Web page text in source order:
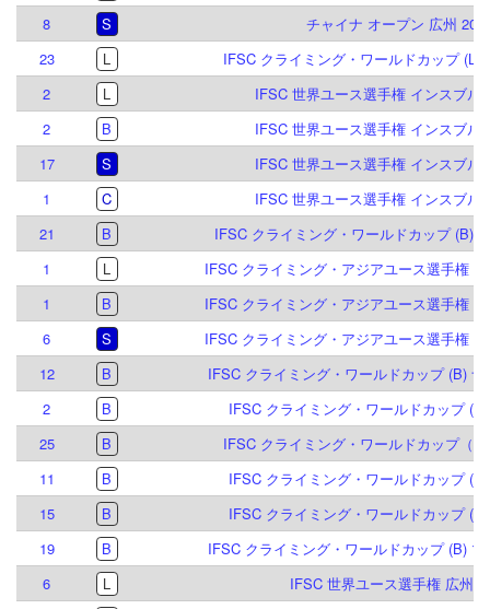
8
S
チャイナ オープン 広州
23
L
IFSC クライミング・ワールドカップ (L)
2
L
IFSC 世界ユース選手権 インスブル
2
B
IFSC 世界ユース選手権 インスブル
17
S
IFSC 世界ユース選手権 インスブル
1
C
IFSC 世界ユース選手権 インスブル
21
B
IFSC クライミング・ワールドカップ (B)
1
L
IFSC クライミング・アジアユース選手権
1
B
IFSC クライミング・アジアユース選手権
6
S
IFSC クライミング・アジアユース選手権
12
B
IFSC クライミング・ワールドカップ (B)
2
B
IFSC クライミング・ワールドカップ
25
B
IFSC クライミング・ワールドカップ（B
11
B
IFSC クライミング・ワールドカップ
15
B
IFSC クライミング・ワールドカップ
19
B
IFSC クライミング・ワールドカップ (B)
6
L
IFSC 世界ユース選手権 広州